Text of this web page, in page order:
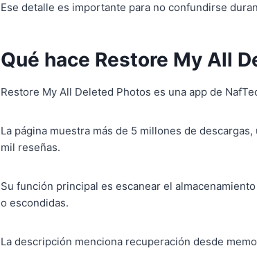
Ese detalle es importante para no confundirse
Qué hace Restore My All
Restore My All Deleted Photos es una app de
La página muestra más de 5 millones de
mil reseñas.
Su función principal es escanear el
o escondidas.
La descripción menciona recuperación desde